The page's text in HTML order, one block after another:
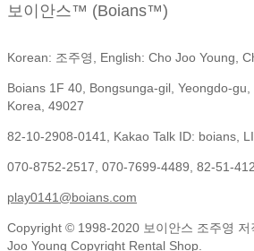
보이안스™ (Boians™)
Korean: 조주영, English: Cho Joo Young,
Boians 1F 40, Bongsunga-gil, Yeongdo-
Korea, 49027
82-10-2908-0141, Kakao Talk ID: boians,
070-8752-2517, 070-7699-4489, 82-51-
play0141@boians.com
Copyright © 1998-2020 보이안스 조주영
Joo Young Copyright Rental Shop.